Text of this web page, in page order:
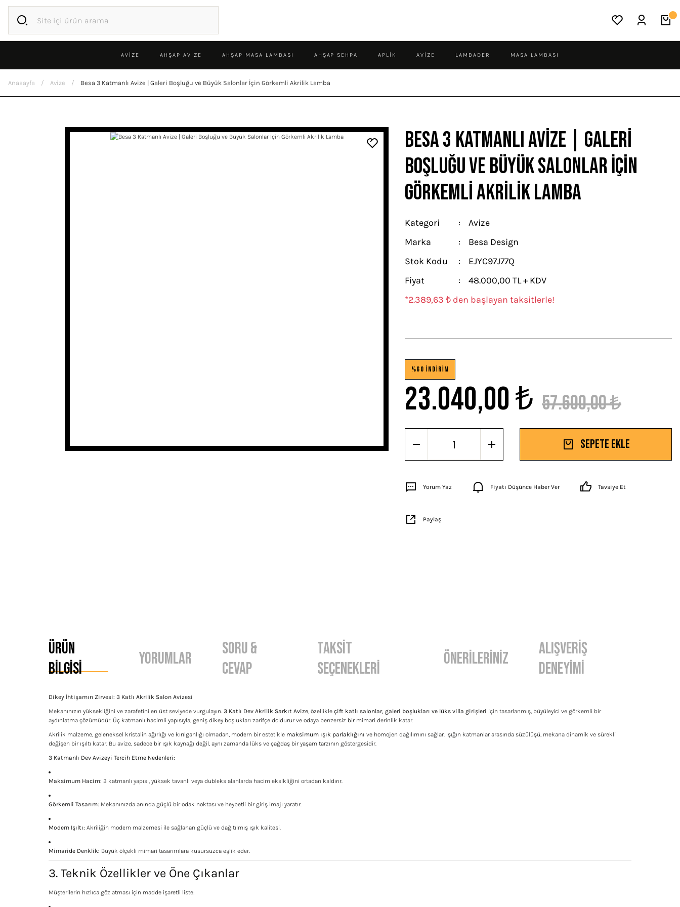
AVİZE AHŞAP AVIZE AHŞAP MASA LAMBASI AHŞAP SEHPA APLIK AVIZE LAMBADER MASA LAMBASI
Anasayfa Avize Besa 3 Katmanlı Avize | Galeri Boşluğu ve Büyük Salonlar İçin Görkemli Akrilik Lamba
Besa 3 Katmanlı Avize | Galeri
Boşluğu ve Büyük Salonlar İçin
Görkemli Akrilik Lamba
Kategori
Avize
Marka
Besa Design
Stok Kodu
EJYC97J77Q
Fiyat
48.000,00 TL + KDV
*2.389,63 ₺ den başlayan taksitlerle!
%60 İNDİRİM
23.040,00 ₺ 57.600,00 ₺
Sepete Ekle
Yorum Yaz Fiyatı Düşünce Haber Ver Tavsiye Et
Paylaş
Ürün
Bilgisi
Yorumlar
Soru &
Cevap
Taksit
Seçenekleri
Önerileriniz
Alışveriş
Deneyimi
Dikey İhtişamın Zirvesi: 3 Katlı Akrilik Salon Avizesi
Mekanınızın yüksekliğini ve zarafetini en üst seviyede vurgulayın. 3 Katlı Dev Akrilik Sarkıt Avize, özellikle çift katlı salonlar, galeri boşlukları ve lüks villa girişleri için tasarlanmış, büyüleyici ve görkemli bir
aydınlatma çözümüdür. Üç katmanlı hacimli yapısıyla, geniş dikey boşlukları zarifçe doldurur ve odaya benzersiz bir mimari derinlik katar.
Akrilik malzeme, geleneksel kristalin ağırlığı ve kırılganlığı olmadan, modern bir estetikle maksimum ışık parlaklığını ve homojen dağılımını sağlar. Işığın katmanlar arasında süzülüşü, mekana dinamik ve sürekli
değişen bir ışıltı katar. Bu avize, sadece bir ışık kaynağı değil, aynı zamanda lüks ve çağdaş bir yaşam tarzının göstergesidir.
3 Katmanlı Dev Avizeyi Tercih Etme Nedenleri:
Maksimum Hacim: 3 katmanlı yapısı, yüksek tavanlı veya dubleks alanlarda hacim eksikliğini ortadan kaldırır.
Görkemli Tasarım: Mekanınızda anında güçlü bir odak noktası ve heybetli bir giriş imajı yaratır.
Modern Işıltı: Akriliğin modern malzemesi ile sağlanan güçlü ve dağıtılmış ışık kalitesi.
Mimaride Denklik: Büyük ölçekli mimari tasarımlara kusursuzca eşlik eder.
3. Teknik Özellikler ve Öne Çıkanlar
Müşterilerin hızlıca göz atması için madde işaretli liste: